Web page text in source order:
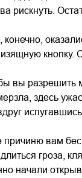
рискнуть.
вы разрешить
здесь
вам
гроза,
начали